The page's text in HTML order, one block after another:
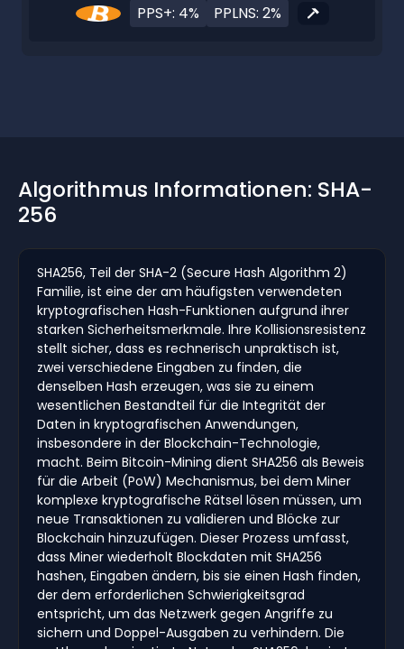
PPS+: 4% PPLNS: 2%
Algorithmus Informationen: SHA-
256
SHA256, Teil der SHA-2 (Secure Hash Algorithm 2)
Familie, ist eine der am häufigsten verwendeten
kryptografischen Hash-Funktionen aufgrund ihrer
starken Sicherheitsmerkmale. Ihre Kollisionsresistenz
stellt sicher, dass es rechnerisch unpraktisch ist,
zwei verschiedene Eingaben zu finden, die
denselben Hash erzeugen, was sie zu einem
wesentlichen Bestandteil für die Integrität der
Daten in kryptografischen Anwendungen,
insbesondere in der Blockchain-Technologie,
macht. Beim Bitcoin-Mining dient SHA256 als Beweis
für die Arbeit (PoW) Mechanismus, bei dem Miner
komplexe kryptografische Rätsel lösen müssen, um
neue Transaktionen zu validieren und Blöcke zur
Blockchain hinzuzufügen. Dieser Prozess umfasst,
dass Miner wiederholt Blockdaten mit SHA256
hashen, Eingaben ändern, bis sie einen Hash finden,
der dem erforderlichen Schwierigkeitsgrad
entspricht, um das Netzwerk gegen Angriffe zu
sichern und Doppel-Ausgaben zu verhindern. Die